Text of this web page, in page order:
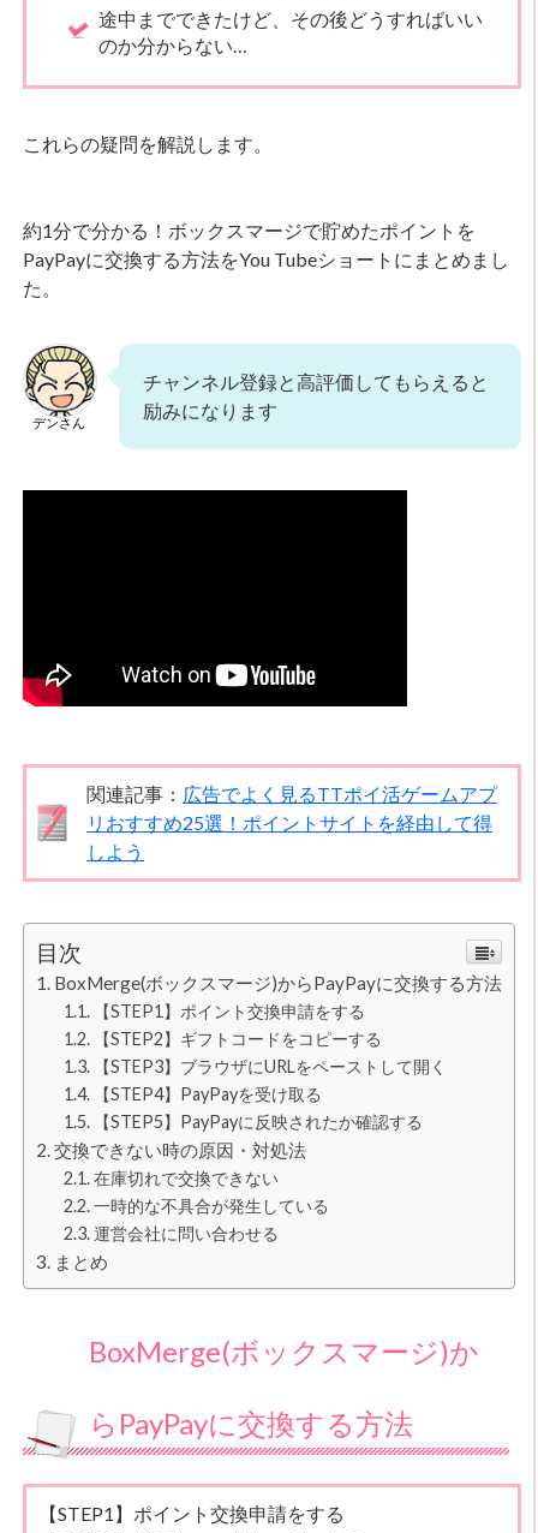
途中までできたけど、その後どうすればいい
のか分からない…
これらの疑問を解説します。
約1分で分かる！ボックスマージで貯めたポイントを
PayPayに交換する方法をYou Tubeショートにまとめまし
た。
デンさん
チャンネル登録と高評価してもらえると
励みになります
関連記事： 広告でよく見るTTポイ活ゲームアプ
リおすすめ25選！ポイントサイトを経由して得
しよう
目次
BoxMerge(ボックスマージ)からPayPayに交換する方法
【STEP1】ポイント交換申請をする
【STEP2】ギフトコードをコピーする
【STEP3】ブラウザにURLをペーストして開く
【STEP4】PayPayを受け取る
【STEP5】PayPayに反映されたか確認する
交換できない時の原因・対処法
在庫切れで交換できない
一時的な不具合が発生している
運営会社に問い合わせる
まとめ
BoxMerge(ボックスマージ)か
らPayPayに交換する方法
【STEP1】ポイント交換申請をする